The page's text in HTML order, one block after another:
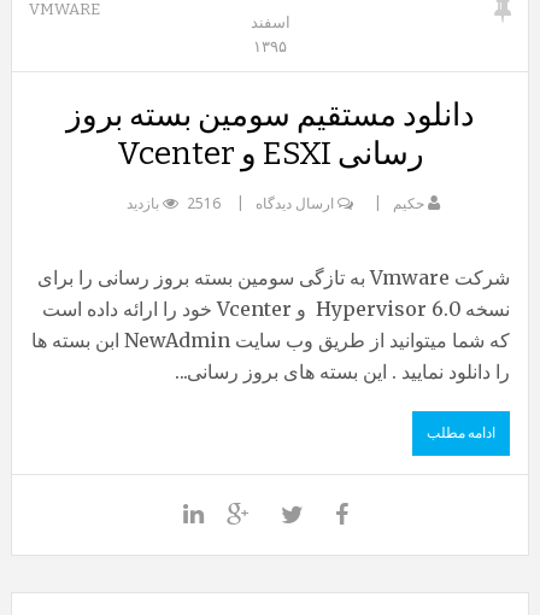
اسفند
۱۳۹۵
VMWARE
دانلود مستقیم سومین بسته بروز
رسانی ESXI و Vcenter
حکیم ارسال دیدگاه 2516 بازدید
شرکت Vmware به تازگی سومین بسته بروز رسانی را برای
نسخه 6.0 Hypervisor و Vcenter خود را ارائه داده است
که شما میتوانید از طریق وب سایت NewAdmin ابن بسته ها
را دانلود نمایید . این بسته های بروز رسانی...
ادامه مطلب